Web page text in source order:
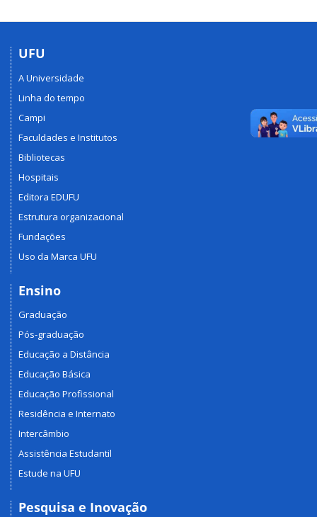
UFU
A Universidade
Linha do tempo
Campi
Faculdades e Institutos
Bibliotecas
Hospitais
Editora EDUFU
Estrutura organizacional
Fundações
Uso da Marca UFU
Ensino
Graduação
Pós-graduação
Educação a Distância
Educação Básica
Educação Profissional
Residência e Internato
Intercâmbio
Assistência Estudantil
Estude na UFU
Pesquisa e Inovação